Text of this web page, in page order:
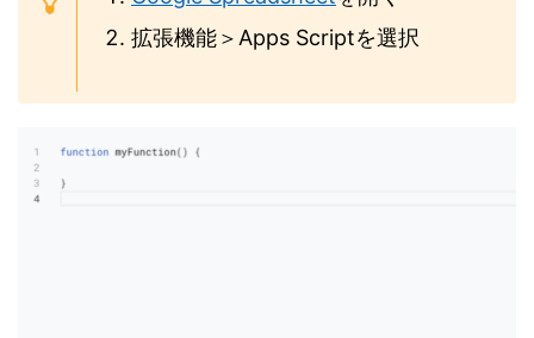
拡張機能＞Apps Scriptを選択